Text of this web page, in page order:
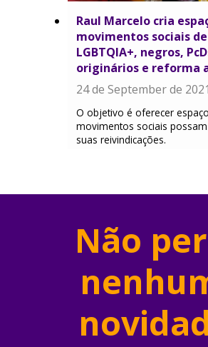
Raul Marcelo cria
movimentos sociais
LGBTQIA+, negros,
originários e reforma
24 de September de 2021
O objetivo é oferecer
movimentos sociais
suas reivindicações.
Não